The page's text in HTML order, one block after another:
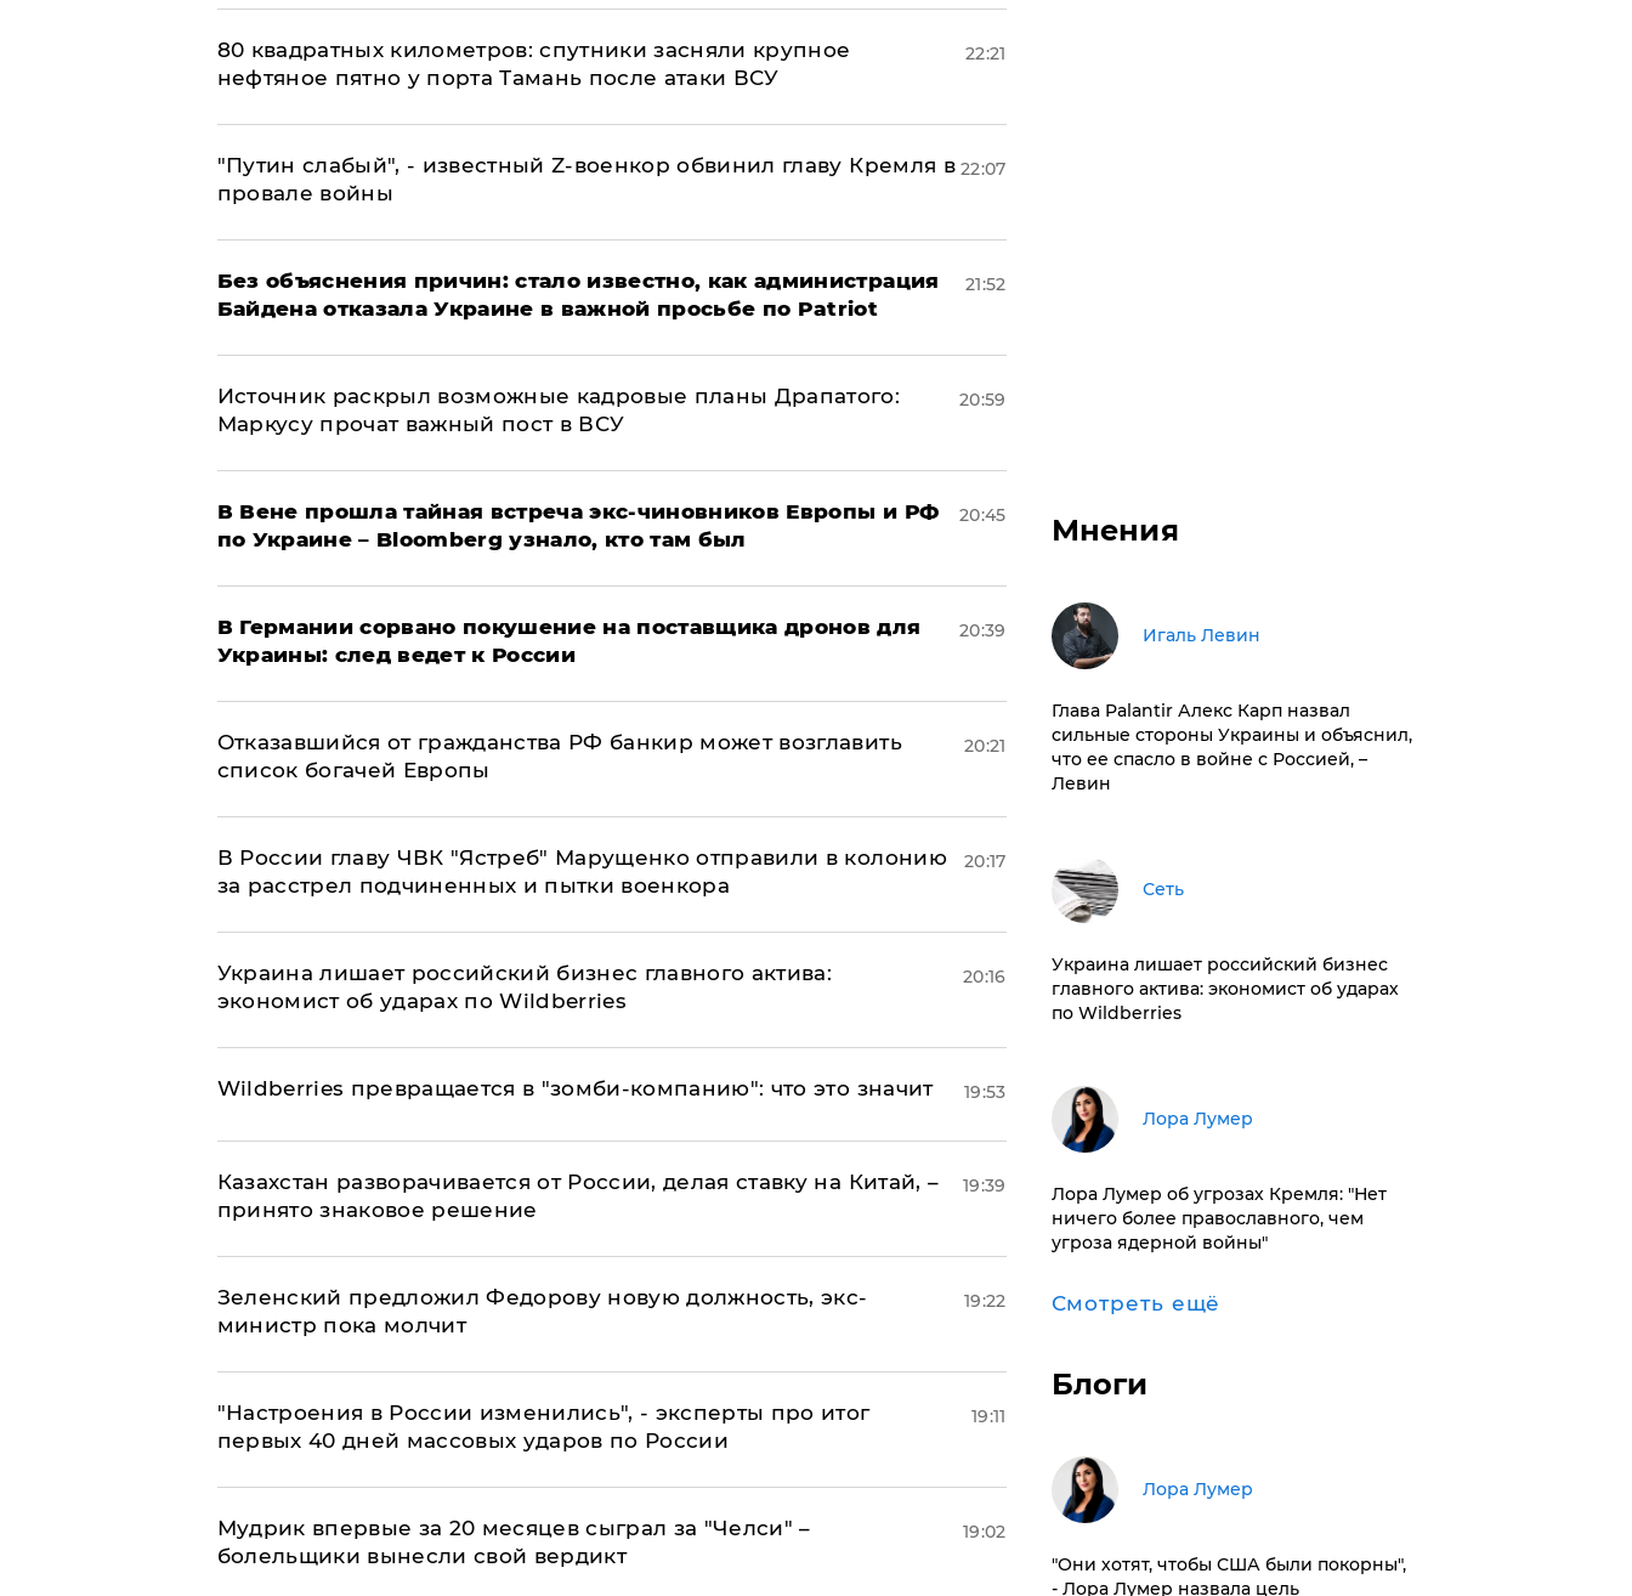
80 квадратных километров: спутники засняли крупное
нефтяное пятно у порта Тамань после атаки ВСУ
22:21
​"Путин слабый", - известный Z-военкор обвинил главу Кремля в
провале войны
22:07
Без объяснения причин: стало известно, как администрация
Байдена отказала Украине в важной просьбе по Patriot
21:52
​Источник раскрыл возможные кадровые планы Драпатого:
Маркусу прочат важный пост в ВСУ
20:59
В Вене прошла тайная встреча экс-чиновников Европы и РФ
по Украине – Bloomberg узнало, кто там был
20:45
​В Германии сорвано покушение на поставщика дронов для
Украины: след ведет к России
20:39
Отказавшийся от гражданства РФ банкир может возглавить
список богачей Европы
20:21
В России главу ЧВК "Ястреб" Марущенко отправили в колонию
за расстрел подчиненных и пытки военкора
20:17
​Украина лишает российский бизнес главного актива:
экономист об ударах по Wildberries
20:16
Wildberries превращается в "зомби-компанию": что это значит 19:53
Казахстан разворачивается от России, делая ставку на Китай, –
принято знаковое решение
19:39
Зеленский предложил Федорову новую должность, экс-
министр пока молчит
19:22
"Настроения в России изменились", - эксперты про итог
первых 40 дней массовых ударов по России
19:11
Мудрик впервые за 20 месяцев сыграл за "Челси" –
болельщики вынесли свой вердикт
19:02
Мнения
Игаль Левин
Глава Palantir Алекс Карп назвал
сильные стороны Украины и объяснил,
что ее спасло в войне с Россией, –
Левин
Сеть
​Украина лишает российский бизнес
главного актива: экономист об ударах
по Wildberries
​Лора Лумер
Лора Лумер об угрозах Кремля: "Нет
ничего более православного, чем
угроза ядерной войны"
Смотреть ещё
Блоги
​Лора Лумер
"Они хотят, чтобы США были покорны",
- Лора Лумер назвала цель